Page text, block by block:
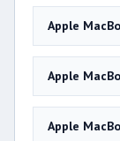
Apple
Apple
Apple